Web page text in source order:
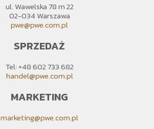
ul. Wawelska 78 m 22
02-034 Warszawa
pwe@pwe.com.pl
SPRZEDAŻ
Tel: +48 602 733 682
handel@pwe.com.pl
MARKETING
marketing@pwe.com.pl